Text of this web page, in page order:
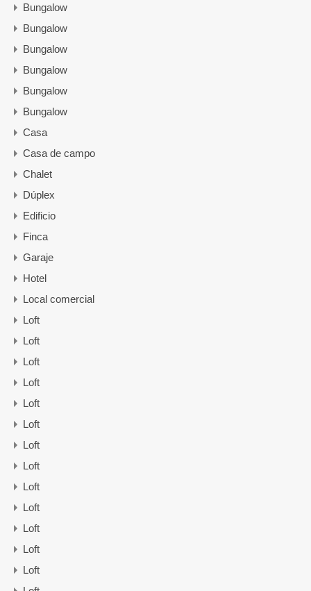
Bungalow
Bungalow
Bungalow
Bungalow
Bungalow
Bungalow
Casa
Casa de campo
Chalet
Dúplex
Edificio
Finca
Garaje
Hotel
Local comercial
Loft
Loft
Loft
Loft
Loft
Loft
Loft
Loft
Loft
Loft
Loft
Loft
Loft